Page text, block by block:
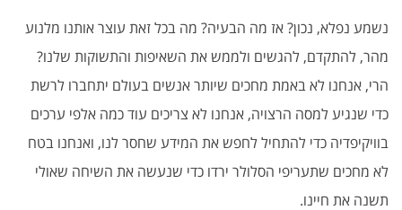
נשמע נפלא, נכון? אז מה הבעיה? מה בכל זאת עוצר אותנו מלנוע
מהר, להתקדם, להגשים ולממש את השאיפות והתשוקות שלנו?
הרי, אנחנו לא באמת מחכים שיותר אנשים בעולם יתחברו לרשת
כדי שנגיע למסה הרצויה, אנחנו לא צריכים עוד כמה אלפי ערכים
בוויקיפדיה כדי להתחיל לחפש את המידע שחסר לנו, ואנחנו בטח
לא מחכים שתעריפי הסלולר ירדו כדי שנעשה את השיחה שאולי
תשנה את חיינו.